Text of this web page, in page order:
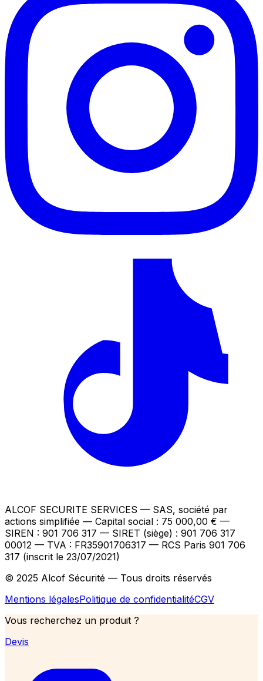
ALCOF SECURITE SERVICES — SAS, société par
actions simplifiée — Capital social : 75 000,00 € —
SIREN : 901 706 317 — SIRET (siège) : 901 706 317
00012 — TVA : FR35901706317 — RCS Paris 901 706
317 (inscrit le 23/07/2021)
© 2025 Alcof Sécurité — Tous droits réservés
Mentions légalesPolitique de confidentialitéCGV
Vous recherchez un produit ?
Devis